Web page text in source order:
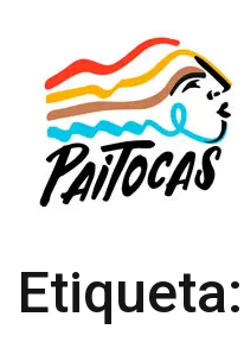
Etiqueta: